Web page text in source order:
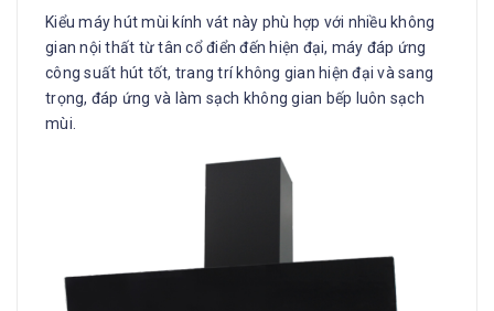
Kiểu máy hút mùi kính vát này phù hợp với nhiều không
gian nội thất từ tân cổ điển đến hiện đại, máy đáp ứng
công suất hút tốt, trang trí không gian hiện đại và sang
trọng, đáp ứng và làm sạch không gian bếp luôn sạch
mùi.